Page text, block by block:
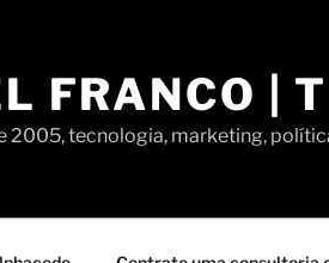
FRANCO |
2005, tecnologia, marketing,